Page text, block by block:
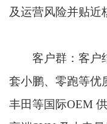
及运营风险并贴近
客户群：客户
套小鹏、零跑等优
丰田等国际OEM